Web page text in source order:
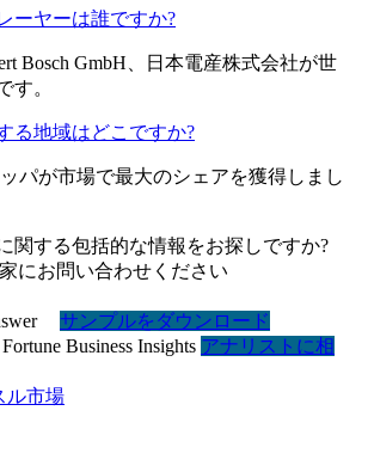
ーヤーは誰ですか?
Bosch GmbH、日本電産株式会社が世
す。
る地域はどこですか?
パが市場で最大のシェアを獲得しまし
関する包括的な情報をお探しですか?
にお問い合わせください
サンプルをダウンロード
アナリストに相